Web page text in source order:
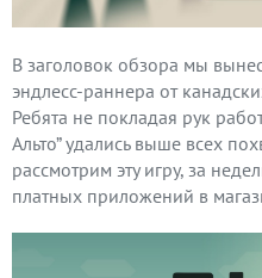
В заголовок обзора мы
эндлесс-раннера от
Ребята не покладая рук
Альто” удались выше всех
рассмотрим эту игру, за
платных приложений в